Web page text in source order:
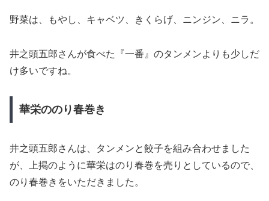
野菜は、もやし、キャベツ、きくらげ、ニンジン、ニラ。
井之頭五郎さんが食べた『一番』のタンメンよりも少しだ
け多いですね。
華栄ののり春巻き
井之頭五郎さんは、タンメンと餃子を組み合わせました
が、上掲のように華栄はのり春巻を売りとしているので、
のり春巻きをいただきました。